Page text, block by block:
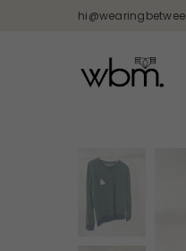
MONDAYS